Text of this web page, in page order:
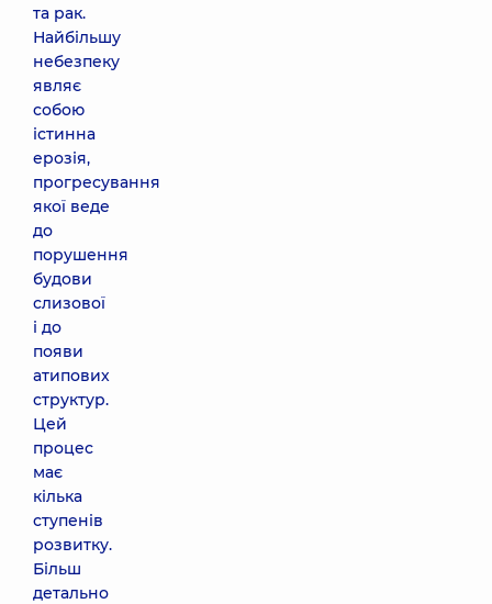
та рак.
Найбільшу
небезпеку
являє
собою
істинна
ерозія,
прогресування
якої веде
до
порушення
будови
слизової
і до
появи
атипових
структур.
Цей
процес
має
кілька
ступенів
розвитку.
Більш
детально